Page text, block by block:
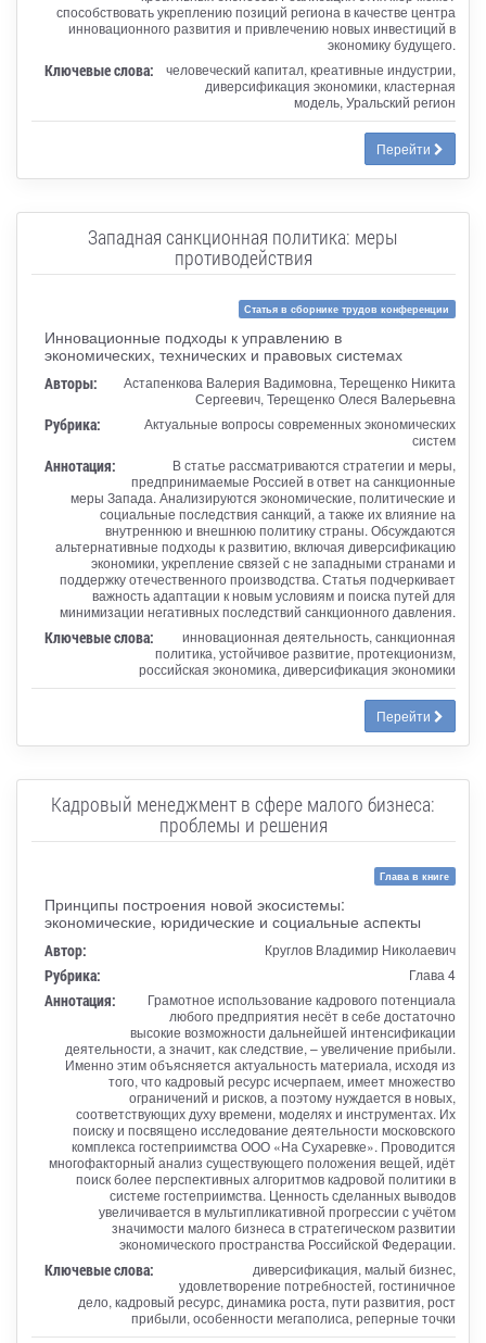
способствовать укреплению позиций региона в качестве центра
инновационного развития и привлечению новых инвестиций в
экономику будущего.
Ключевые слова:
человеческий капитал, креативные индустрии,
диверсификация экономики, кластерная
модель, Уральский регион
Перейти
Западная санкционная политика: меры
противодействия
Статья в сборнике трудов конференции
Инновационные подходы к управлению в
экономических, технических и правовых системах
Авторы:
Астапенкова Валерия Вадимовна, Терещенко Никита
Сергеевич, Терещенко Олеся Валерьевна
Рубрика:
Актуальные вопросы современных экономических
систем
Аннотация:
В статье рассматриваются стратегии и меры,
предпринимаемые Россией в ответ на санкционные
меры Запада. Анализируются экономические, политические и
социальные последствия санкций, а также их влияние на
внутреннюю и внешнюю политику страны. Обсуждаются
альтернативные подходы к развитию, включая диверсификацию
экономики, укрепление связей с не западными странами и
поддержку отечественного производства. Статья подчеркивает
важность адаптации к новым условиям и поиска путей для
минимизации негативных последствий санкционного давления.
Ключевые слова:
инновационная деятельность, санкционная
политика, устойчивое развитие, протекционизм,
российская экономика, диверсификация экономики
Перейти
Кадровый менеджмент в сфере малого бизнеса:
проблемы и решения
Глава в книге
Принципы построения новой экосистемы:
экономические, юридические и социальные аспекты
Автор: Круглов Владимир Николаевич
Рубрика: Глава 4
Аннотация:
Грамотное использование кадрового потенциала
любого предприятия несёт в себе достаточно
высокие возможности дальнейшей интенсификации
деятельности, а значит, как следствие, – увеличение прибыли.
Именно этим объясняется актуальность материала, исходя из
того, что кадровый ресурс исчерпаем, имеет множество
ограничений и рисков, а поэтому нуждается в новых,
соответствующих духу времени, моделях и инструментах. Их
поиску и посвящено исследование деятельности московского
комплекса гостеприимства ООО «На Сухаревке». Проводится
многофакторный анализ существующего положения вещей, идёт
поиск более перспективных алгоритмов кадровой политики в
системе гостеприимства. Ценность сделанных выводов
увеличивается в мультипликативной прогрессии с учётом
значимости малого бизнеса в стратегическом развитии
экономического пространства Российской Федерации.
Ключевые слова:
диверсификация, малый бизнес,
удовлетворение потребностей, гостиничное
дело, кадровый ресурс, динамика роста, пути развития, рост
прибыли, особенности мегаполиса, реперные точки